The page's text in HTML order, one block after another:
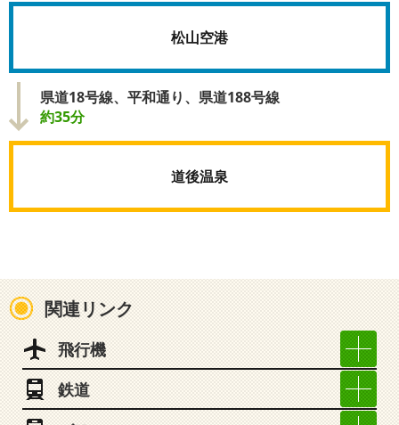
松山空港
県道18号線、平和通り、県道188号線
約35分
道後温泉
関連リンク
飛行機
鉄道